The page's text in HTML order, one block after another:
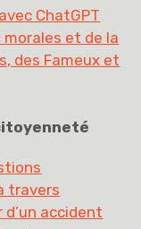
ChatGPT
et de la
des Fameux et
travers
d’un accident